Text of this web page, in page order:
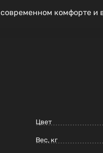
комфорте
Цвет
Вес, кг